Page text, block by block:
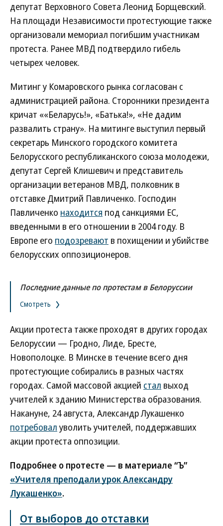
депутат Верховного Совета Леонид Борщевский.
На площади Независимости протестующие также
организовали мемориал погибшим участникам
протеста. Ранее МВД подтвердило гибель
четырех человек.
Митинг у Комаровского рынка согласован с
администрацией района. Сторонники президента
кричат ««Беларусь!», «Батька!», «Не дадим
развалить страну». На митинге выступил первый
секретарь Минского городского комитета
Белорусского республиканского союза молодежи,
депутат Сергей Клишевич и представитель
организации ветеранов МВД, полковник в
отставке Дмитрий Павличенко. Господин
Павличенко находится под санкциями ЕС,
введенными в его отношении в 2004 году. В
Европе его подозревают в похищении и убийстве
белорусских оппозиционеров.
Последние данные по протестам в Белоруссии
Смотреть
Акции протеста также проходят в других городах
Белоруссии — Гродно, Лиде, Бресте,
Новополоцке. В Минске в течение всего дня
протестующие собирались в разных частях
городах. Самой массовой акцией стал выход
учителей к зданию Министерства образования.
Накануне, 24 августа, Александр Лукашенко
потребовал уволить учителей, поддержавших
акции протеста оппозиции.
Подробнее о протесте — в материале “Ъ”
«Учителя преподали урок Александру
Лукашенко».
От выборов до отставки